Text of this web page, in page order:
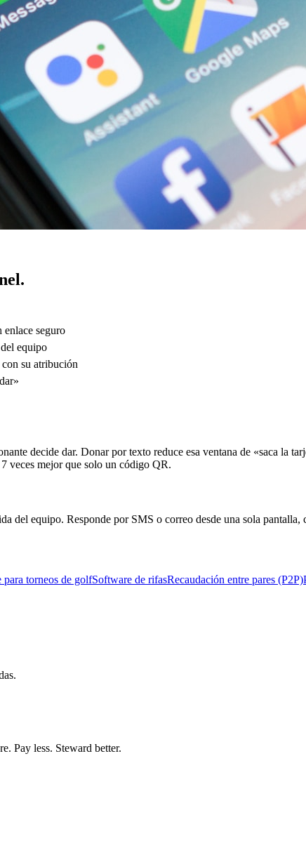
seguro
equipo
su atribución
decide dar. Donar por texto reduce esa ventana de «saca la
veces mejor que solo un código QR.
del equipo. Responde por SMS o correo desde una sola
para torneos de golfSoftware de rifasRecaudación entre pares (P2P)
Pay less. Steward better.